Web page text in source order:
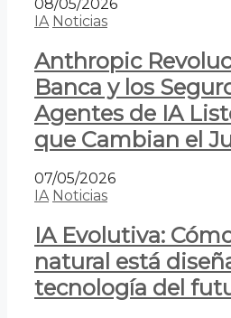
08/05/2026
IA Noticias
Anthropic
Banca y los
Agentes de IA
que Cambian el
07/05/2026
IA Noticias
IA Evolutiva:
natural está
tecnología del